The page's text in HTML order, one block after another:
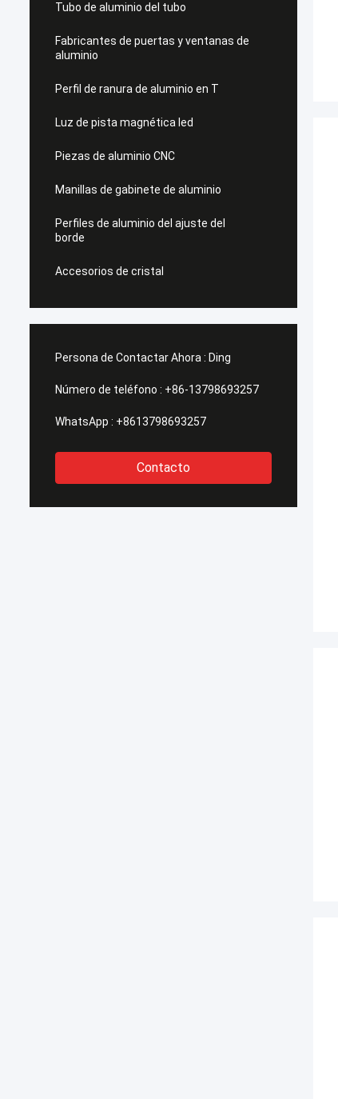
Tubo de aluminio del tubo
Fabricantes de puertas y ventanas de
aluminio
Perfil de ranura de aluminio en T
Luz de pista magnética led
Piezas de aluminio CNC
Manillas de gabinete de aluminio
Perfiles de aluminio del ajuste del
borde
Accesorios de cristal
Persona de Contactar Ahora : Ding
Número de teléfono : +86-13798693257
WhatsApp : +8613798693257
Contacto